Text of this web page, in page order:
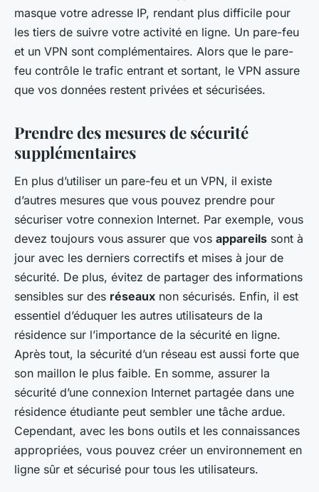
masque votre adresse IP, rendant plus difficile pour
les tiers de suivre votre activité en ligne. Un pare-feu
et un VPN sont complémentaires. Alors que le pare-
feu contrôle le trafic entrant et sortant, le VPN assure
que vos données restent privées et sécurisées.
Prendre des mesures de sécurité
supplémentaires
En plus d’utiliser un pare-feu et un VPN, il existe
d’autres mesures que vous pouvez prendre pour
sécuriser votre connexion Internet. Par exemple, vous
devez toujours vous assurer que vos appareils sont à
jour avec les derniers correctifs et mises à jour de
sécurité. De plus, évitez de partager des informations
sensibles sur des réseaux non sécurisés. Enfin, il est
essentiel d’éduquer les autres utilisateurs de la
résidence sur l’importance de la sécurité en ligne.
Après tout, la sécurité d’un réseau est aussi forte que
son maillon le plus faible. En somme, assurer la
sécurité d’une connexion Internet partagée dans une
résidence étudiante peut sembler une tâche ardue.
Cependant, avec les bons outils et les connaissances
appropriées, vous pouvez créer un environnement en
ligne sûr et sécurisé pour tous les utilisateurs.